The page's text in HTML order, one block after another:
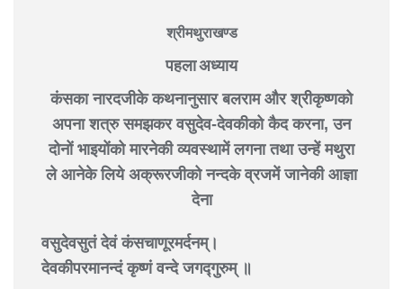
श्रीमथुराखण्ड
पहला अध्याय
कंसका नारदजीके कथनानुसार बलराम और श्रीकृष्णको
अपना शत्रु समझकर वसुदेव-देवकीको कैद करना, उन
दोनों भाइयोंको मारनेकी व्यवस्थामें लगना तथा उन्हें मथुरा
ले आनेके लिये अक्रूरजीको नन्दके व्रजमें जानेकी आज्ञा
देना
वसुदेवसुतं देवं कंसचाणूरमर्दनम्।
देवकीपरमानन्दं कृष्णं वन्दे जगद्गुरुम् ॥